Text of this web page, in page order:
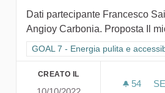
Dati partecipante Francesco
Angioy Carbonia. Proposta Il
Filtra i risultati per categoria:
GOAL 7 - Energia pulita e
CREATO IL
54 54